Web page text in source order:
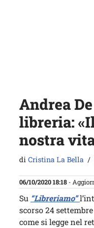
Andrea
libreria:
nostra
di Cristina La Bella
06/10/2020 18:18 -
Su “Libreriamo”
scorso 24 settembre
come si legge nel